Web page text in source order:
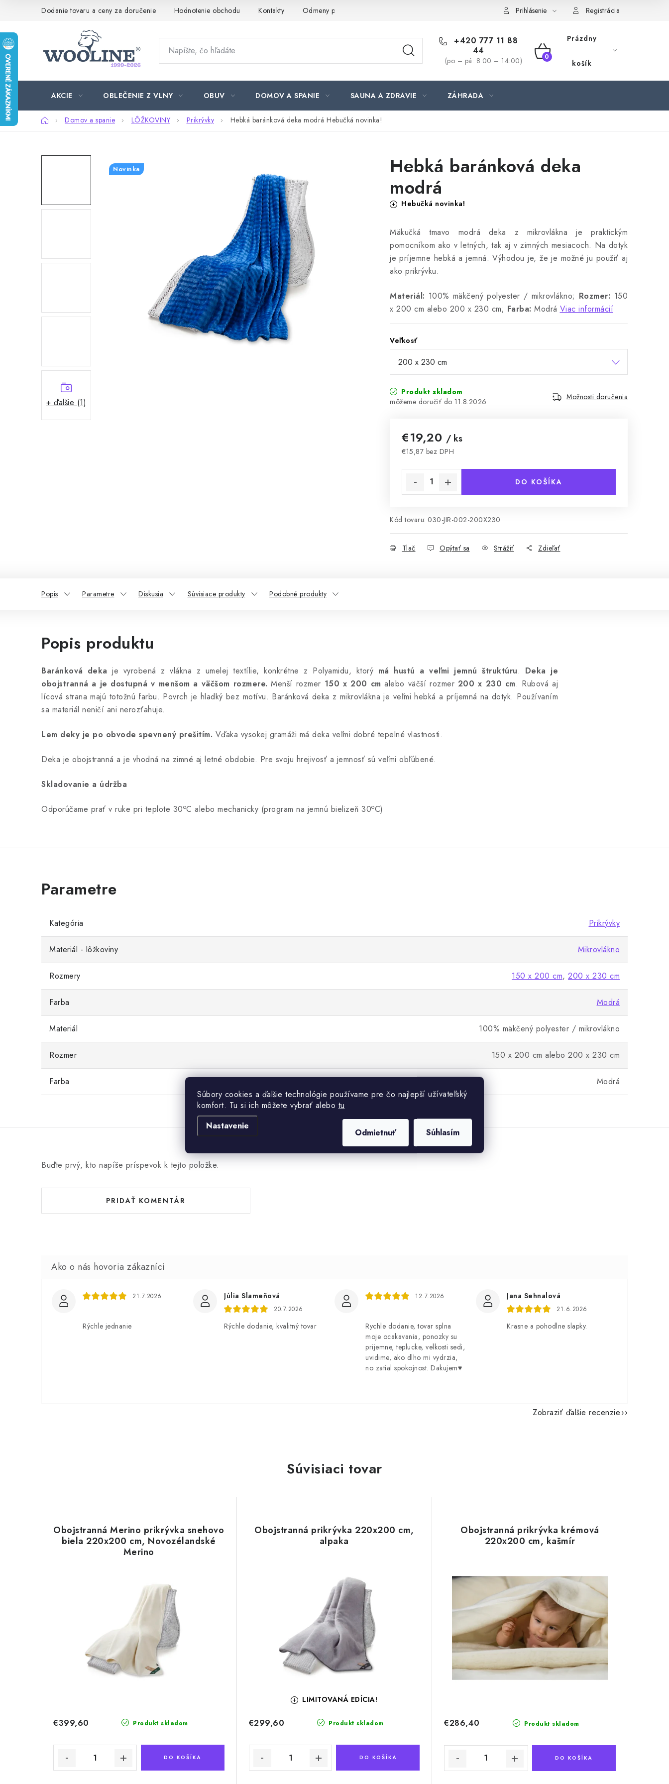
Súbory cookies a ďalšie technológie používame pre čo najlepší užívateľský
komfort. Tu si ich môžete vybrať alebo tu
Nastavenie
Odmietnuť Súhlasím
Dodanie tovaru a ceny za doručenie Hodnotenie obchodu Kontakty Odmeny pre našich zákazníkov Prihlásenie Registrácia
+420 777 11 88
44
(po – pá: 8:00 – 14:00)
NÁKUPNÝ
Prázdny
košík
AKCIE OBLEČENIE Z VLNY OBUV DOMOV A SPANIE SAUNA A ZDRAVIE ZÁHRADA
DomovDomov a spanie LÔŽKOVINY Prikrývky Hebká baránková deka modrá Hebučká novinka!
+ ďalšie (1)
Hebká baránková deka
modrá
Hebučká novinka!
Mäkučká tmavo modrá deka z mikrovlákna je praktickým
pomocníkom ako v letných, tak aj v zimných mesiacoch. Na dotyk
je príjemne hebká a jemná. Výhodou je, že je možné ju použiť aj
ako prikrývku.
Materiál: 100% mäkčený polyester / mikrovlákno; Rozmer: 150
x 200 cm alebo 200 x 230 cm; Farba: Modrá Viac informácií
Veľkosť
Produkt skladom
11.8.2026
Možnosti doručenia
€19,20 / ks
€15,87 bez DPH
DO KOŠÍKA
Kód tovaru: 030-JIR-002-200X230
Tlač Opýtať sa Strážiť Zdieľať
Novinka
Popis Parametre Diskusia Súvisiace produkty Podobné produkty
Popis produktu
Baránková deka je vyrobená z vlákna z umelej textílie, konkrétne z Polyamidu, ktorý má hustú a veľmi jemnú štruktúru. Deka je
obojstranná a je dostupná v menšom a väčšom rozmere. Menší rozmer 150 x 200 cm alebo väčší rozmer 200 x 230 cm. Rubová aj
lícová strana majú totožnú farbu. Povrch je hladký bez motívu. Baránková deka z mikrovlákna je veľmi hebká a príjemná na dotyk. Používaním
sa materiál neničí ani nerozťahuje.
Lem deky je po obvode spevnený prešitím. Vďaka vysokej gramáži má deka veľmi dobré tepelné vlastnosti.
Deka je obojstranná a je vhodná na zimné aj letné obdobie. Pre svoju hrejivosť a jemnosť sú veľmi obľúbené.
Skladovanie a údržba
Odporúčame prať v ruke pri teplote 30oC alebo mechanicky (program na jemnú bielizeň 30oC)
Kategória Prikrývky
Materiál - lôžkoviny Mikrovlákno
Rozmery 150 x 200 cm, 200 x 230 cm
Farba Modrá
Materiál 100% mäkčený polyester / mikrovlákno
Rozmer 150 x 200 cm alebo 200 x 230 cm
Farba Modrá
Buďte prvý, kto napíše príspevok k tejto položke.
PRIDAŤ KOMENTÁR
21.7.2026
Rýchle jednanie
Júlia Slameňová
20.7.2026
Rýchle dodanie, kvalitný tovar
12.7.2026
Rychle dodanie, tovar splna
moje ocakavania, ponozky su
prijemne, teplucke, velkosti sedi,
uvidime, ako dlho mi vydrzia,
no zatial spokojnost. Dakujem♥️
Jana Sehnalová
21.6.2026
Krasne a pohodlne slapky.
Zobraziť ďalšie recenzie
Súvisiaci tovar
Obojstranná Merino prikrývka snehovo
biela 220x200 cm, Novozélandské
Merino
Produkt skladom
€399,60
DO KOŠÍKA
Obojstranná prikrývka 220x200 cm,
alpaka
LIMITOVANÁ EDÍCIA!
Produkt skladom
€299,60
DO KOŠÍKA
Obojstranná prikrývka krémová
220x200 cm, kašmír
Produkt skladom
€286,40
DO KOŠÍKA